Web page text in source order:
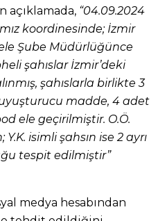
açıklamada, “04.09.2024
koordinesinde; İzmir
Şube Müdürlüğünce
şahıslar İzmir’deki
şahıslarla birlikte 3
madde, 4 adet
ele geçirilmiştir. O.Ö.
isimli şahsın ise 2 ayrı
tespit edilmiştir”
medya hesabından